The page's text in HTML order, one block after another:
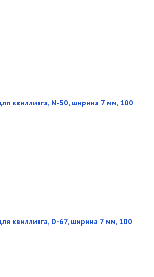
квиллинга, N-50, ширина 7 мм, 100
квиллинга, D-67, ширина 7 мм, 100